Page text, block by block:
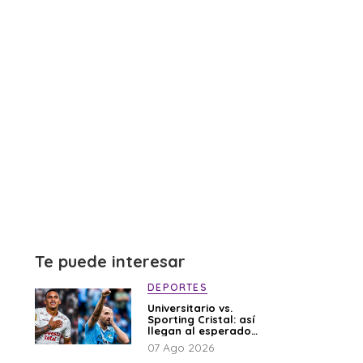
Te puede interesar
DEPORTES
Universitario vs.
Sporting Cristal: así
llegan al esperado
duelo
07 Ago 2026